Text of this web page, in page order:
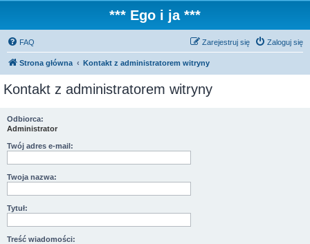
*** Ego i ja ***
FAQ Zaloguj się
Zarejestruj się
Strona główna Kontakt z administratorem witryny
Kontakt z administratorem witryny
Odbiorca:
Administrator
Twój adres e-mail:
Twoja nazwa:
Tytuł:
Treść wiadomości: